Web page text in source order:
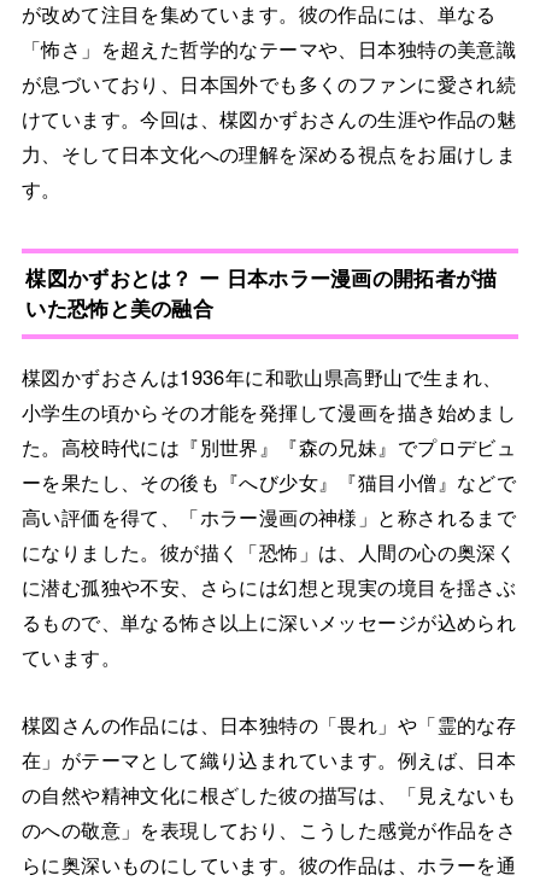
が改めて注目を集めています。彼の作品には、単なる
「怖さ」を超えた哲学的なテーマや、日本独特の美意識
が息づいており、日本国外でも多くのファンに愛され続
けています。今回は、楳図かずおさんの生涯や作品の魅
力、そして日本文化への理解を深める視点をお届けしま
す。
楳図かずおとは？ ー 日本ホラー漫画の開拓者が描
いた恐怖と美の融合
楳図かずおさんは1936年に和歌山県高野山で生まれ、
小学生の頃からその才能を発揮して漫画を描き始めまし
た。高校時代には『別世界』『森の兄妹』でプロデビュ
ーを果たし、その後も『へび少女』『猫目小僧』などで
高い評価を得て、「ホラー漫画の神様」と称されるまで
になりました。彼が描く「恐怖」は、人間の心の奥深く
に潜む孤独や不安、さらには幻想と現実の境目を揺さぶ
るもので、単なる怖さ以上に深いメッセージが込められ
ています。
楳図さんの作品には、日本独特の「畏れ」や「霊的な存
在」がテーマとして織り込まれています。例えば、日本
の自然や精神文化に根ざした彼の描写は、「見えないも
のへの敬意」を表現しており、こうした感覚が作品をさ
らに奥深いものにしています。彼の作品は、ホラーを通